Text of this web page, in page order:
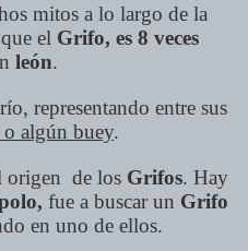
mitos a lo largo de la
el Grifo, es 8 veces
león.
representando entre sus
algún buey.
origen de los Grifos. Hay
fue a buscar un Grifo
en uno de ellos.